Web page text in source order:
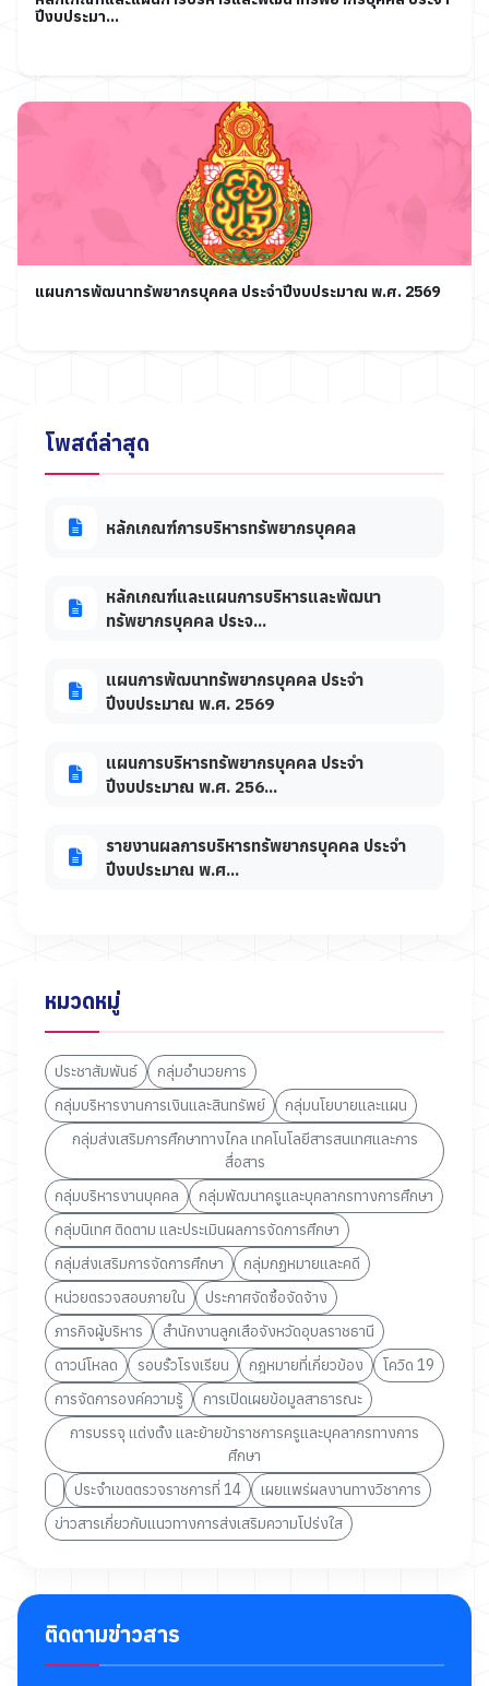
ปีงบประมา...
แผนการพัฒนาทรัพยากรบุคคล ประจำปีงบประมาณ พ.ศ. 2569
โพสต์ล่าสุด
หลักเกณฑ์การบริหารทรัพยากรบุคคล
หลักเกณฑ์และแผนการบริหารและพัฒนา
ทรัพยากรบุคคล ประจ...
แผนการพัฒนาทรัพยากรบุคคล ประจำ
ปีงบประมาณ พ.ศ. 2569
แผนการบริหารทรัพยากรบุคคล ประจำ
ปีงบประมาณ พ.ศ. 256...
รายงานผลการบริหารทรัพยากรบุคคล ประจำ
ปีงบประมาณ พ.ศ...
หมวดหมู่
ประชาสัมพันธ์
กลุ่มอำนวยการ
กลุ่มบริหารงานการเงินและสินทรัพย์
กลุ่มนโยบายและแผน
กลุ่มส่งเสริมการศึกษาทางไกล เทคโนโลยีสารสนเทศและการ
สื่อสาร
กลุ่มบริหารงานบุคคล
กลุ่มพัฒนาครูและบุคลากรทางการศึกษา
กลุ่มนิเทศ ติดตาม และประเมินผลการจัดการศึกษา
กลุ่มส่งเสริมการจัดการศึกษา
กลุ่มกฏหมายและคดี
หน่วยตรวจสอบภายใน
ประกาศจัดซื้อจัดจ้าง
ภารกิจผู้บริหาร
สำนักงานลูกเสือจังหวัดอุบลราชธานี
ดาวน์โหลด
รอบรั้วโรงเรียน กฎหมายที่เกี่ยวข้อง
โควิด 19
การจัดการองค์ความรู้
การเปิดเผยข้อมูลสาธารณะ
การบรรจุ แต่งตั้ง และย้ายข้าราชการครูและบุคลากรทางการ
ศึกษา
ประจำเขตตรวจราชการที่ 14
เผยแพร่ผลงานทางวิชาการ
ข่าวสารเกี่ยวกับแนวทางการส่งเสริมความโปร่งใส
ติดตามข่าวสาร